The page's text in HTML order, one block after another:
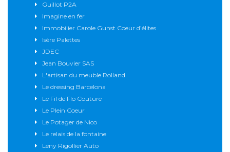
Guillot P2A
Imagine en fer
Immobilier Carole Gunst Coeur d’élites
Isère Palettes
JDEC
Jean Bouvier SAS
L'artisan du meuble Rolland
Le dressing Barcelona
Le Fil de Flo Couture
Le Plein Coeur
Le Potager de Nico
Le relais de la fontaine
Leny Rigollier Auto